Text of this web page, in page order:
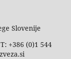
Slovenije
+386 (0)1 544